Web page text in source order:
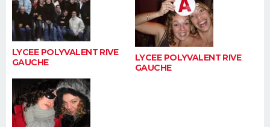
FORUM
Bricolage
Lifestyle
Culture
Sport
Auto
Television
Voyage
Cinema
LYCEE POLYVALENT RIVE
GAUCHE
LYCEE POLYVALENT RIVE
GAUCHE